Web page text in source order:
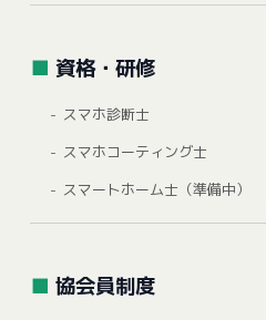
資格・研修
スマホ診断士
スマホコーティング士
スマートホーム士（準備中）
協会員制度